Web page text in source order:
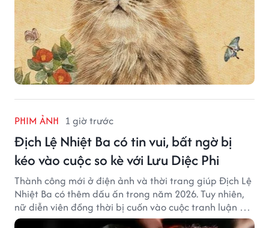
PHIM ẢNH 1 giờ trước
Địch Lệ Nhiệt Ba có tin vui, bất ngờ bị
kéo vào cuộc so kè với Lưu Diệc Phi
Thành công mới ở điện ảnh và thời trang giúp Địch Lệ
Nhiệt Ba có thêm dấu ấn trong năm 2026. Tuy nhiên,
nữ diễn viên đồng thời bị cuốn vào cuộc tranh luận với
Lưu Diệc Phi dù hai ngôi sao không có mâu thuẫn công